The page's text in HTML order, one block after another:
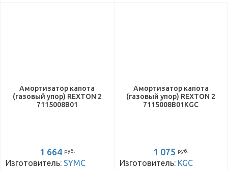
Амортизатор капота
(газовый упор) REXTON 2
7115008B01
1 664 руб.
Изготовитель: SYMC
Амортизатор капота
(газовый упор) REXTON 2
7115008B01KGC
1 075 руб.
Изготовитель: KGC